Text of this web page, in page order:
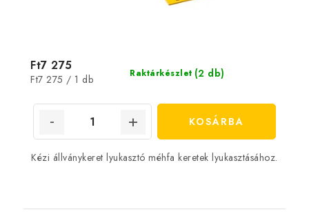
Raktárkészlet (2 db)
Ft7 275
Egységár:
Ft7 275 / 1 db
KOSÁRBA
Kézi állványkeret lyukasztó méhfa keretek lyukasztásához.